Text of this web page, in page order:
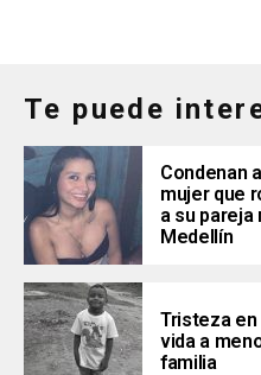
Te puede
Condenan
mujer que
a su
Medellín
Tristeza en
vida a
familia